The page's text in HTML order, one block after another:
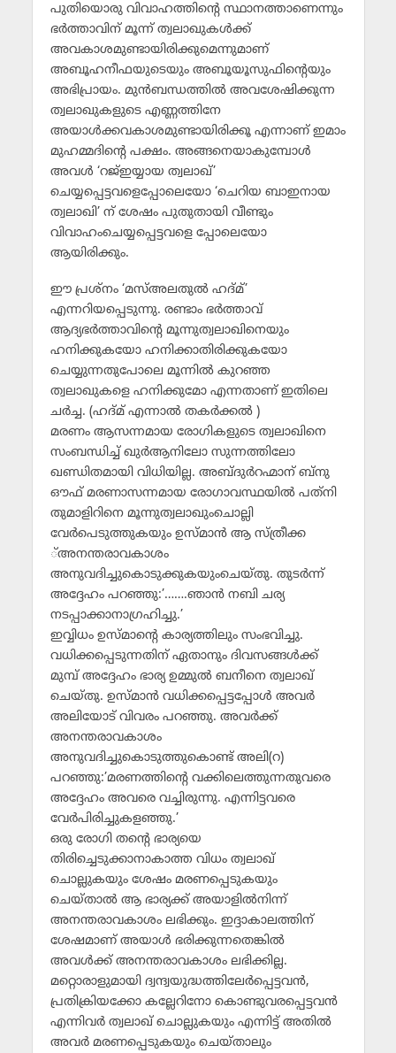
പുതിയൊരു വിവാഹത്തിന്റെ സ്ഥാനത്താണെന്നും
ഭര്‍ത്താവിന് മൂന്ന് ത്വലാഖുകള്‍ക്ക്
അവകാശമുണ്ടായിരിക്കുമെന്നുമാണ്
അബൂഹനീഫയുടെയും അബൂയൂസുഫിന്റെയും
അഭിപ്രായം. മുന്‍ബന്ധത്തില്‍ അവശേഷിക്കുന്ന
ത്വലാഖുകളുടെ എണ്ണത്തിനേ
അയാള്‍ക്കവകാശമുണ്ടായിരിക്കൂ എന്നാണ് ഇമാം
മുഹമ്മദിന്റെ പക്ഷം. അങ്ങനെയാകുമ്പോള്‍
അവള്‍ ‘റജ്ഇയ്യായ ത്വലാഖ്’
ചെയ്യപ്പെട്ടവളെപ്പോലെയോ ‘ചെറിയ ബാഇനായ
ത്വലാഖി’ ന് ശേഷം പുതുതായി വീണ്ടും
വിവാഹംചെയ്യപ്പെട്ടവളെ പ്പോലെയോ
ആയിരിക്കും.
ഈ പ്രശ്‌നം ‘മസ്അലതുല്‍ ഹദ്മ്’
എന്നറിയപ്പെടുന്നു. രണ്ടാം ഭര്‍ത്താവ്
ആദ്യഭര്‍ത്താവിന്റെ മൂന്നുത്വലാഖിനെയും
ഹനിക്കുകയോ ഹനിക്കാതിരിക്കുകയോ
ചെയ്യുന്നതുപോലെ മൂന്നില്‍ കുറഞ്ഞ
ത്വലാഖുകളെ ഹനിക്കുമോ എന്നതാണ് ഇതിലെ
ചര്‍ച്ച. (ഹദ്മ് എന്നാല്‍ തകര്‍ക്കല്‍ )
മരണം ആസന്നമായ രോഗികളുടെ ത്വലാഖിനെ
സംബന്ധിച്ച് ഖുര്‍ആനിലോ സുന്നത്തിലോ
ഖണ്ഡിതമായി വിധിയില്ല. അബ്ദുര്‍റഹ്മാന് ബ്‌നു
ഔഫ് മരണാസന്നമായ രോഗാവസ്ഥയില്‍ പത്‌നി
തുമാളിറിനെ മൂന്നുത്വലാഖുംചൊല്ലി
വേര്‍പെടുത്തുകയും ഉസ്മാന്‍ ആ സ്ത്രീക്ക
്അനന്തരാവകാശം
അനുവദിച്ചുകൊടുക്കുകയുംചെയ്തു. തുടര്‍ന്ന്
അദ്ദേഹം പറഞ്ഞു:’…….ഞാന്‍ നബി ചര്യ
നടപ്പാക്കാനാഗ്രഹിച്ചു.’
ഇവ്വിധം ഉസ്മാന്റെ കാര്യത്തിലും സംഭവിച്ചു.
വധിക്കപ്പെടുന്നതിന് ഏതാനും ദിവസങ്ങള്‍ക്ക്
മുമ്പ് അദ്ദേഹം ഭാര്യ ഉമ്മുല്‍ ബനീനെ ത്വലാഖ്
ചെയ്തു. ഉസ്മാന്‍ വധിക്കപ്പെട്ടപ്പോള്‍ അവര്‍
അലിയോട് വിവരം പറഞ്ഞു. അവര്‍ക്ക്
അനന്തരാവകാശം
അനുവദിച്ചുകൊടുത്തുകൊണ്ട് അലി(റ)
പറഞ്ഞു:’മരണത്തിന്റെ വക്കിലെത്തുന്നതുവരെ
അദ്ദേഹം അവരെ വച്ചിരുന്നു. എന്നിട്ടവരെ
വേര്‍പിരിച്ചുകളഞ്ഞു.’
ഒരു രോഗി തന്റെ ഭാര്യയെ
തിരിച്ചെടുക്കാനാകാത്ത വിധം ത്വലാഖ്
ചൊല്ലുകയും ശേഷം മരണപ്പെടുകയും
ചെയ്താല്‍ ആ ഭാര്യക്ക് അയാളില്‍നിന്ന്
അനന്തരാവകാശം ലഭിക്കും. ഇദ്ദാകാലത്തിന്
ശേഷമാണ് അയാള്‍ ഭരിക്കുന്നതെങ്കില്‍
അവള്‍ക്ക് അനന്തരാവകാശം ലഭിക്കില്ല.
മറ്റൊരാളുമായി ദ്വന്ദ്വയുദ്ധത്തിലേര്‍പ്പെട്ടവന്‍,
പ്രതിക്രിയക്കോ കല്ലേറിനോ കൊണ്ടുവരപ്പെട്ടവന്‍
എന്നിവര്‍ ത്വലാഖ് ചൊല്ലുകയും എന്നിട്ട് അതില്‍
അവര്‍ മരണപ്പെടുകയും ചെയ്താലും